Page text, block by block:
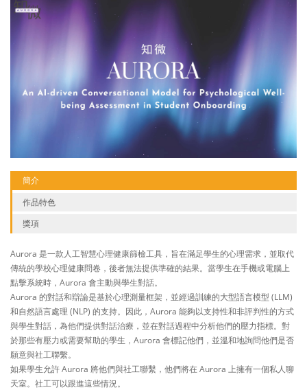
簡介
作品特色
獎項
Aurora 是一款人工智慧心理健康篩檢工具，旨在滿足學生的心理需求，並取代
傳統的學校心理健康問卷，後者無法提供準確的結果。當學生在手機或電腦上
點擊系統時，Aurora 會主動與學生對話。
Aurora 的對話和辯論是基於心理測量框架，並經過訓練的大型語言模型 (LLM)
和自然語言處理 (NLP) 的支持。因此，Aurora 能夠以支持性和非評判性的方式
與學生對話，為他們提供對話治療，並在對話過程中分析他們的壓力指標。對
於那些有壓力或需要幫助的學生，Aurora 會標記他們，並溫和地詢問他們是否
願意與社工聯繫。
如果學生允許 Aurora 將他們與社工聯繫，他們將在 Aurora 上擁有一個私人聊
天室。社工可以跟進這些情況。